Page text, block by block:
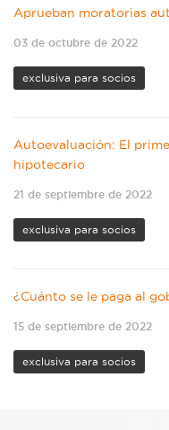
Aprueban moratorias
03 de octubre de 2022
exclusiva para socios
Autoevaluación: El
hipotecario
21 de septiembre de 2022
exclusiva para socios
¿Cuánto se le paga al
15 de septiembre de 2022
exclusiva para socios